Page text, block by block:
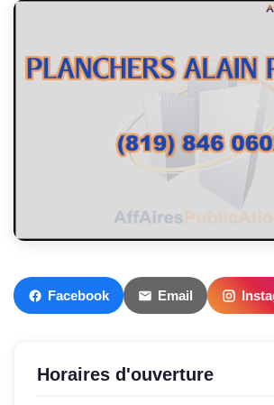
Facebook Email
Horaires d'ouverture